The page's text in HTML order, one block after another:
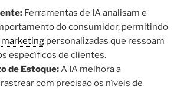
Ferramentas de IA analisam e
do consumidor, permitindo
marketing personalizadas que ressoam
específicos de clientes.
de Estoque:A IA melhora a
com precisão os níveis de